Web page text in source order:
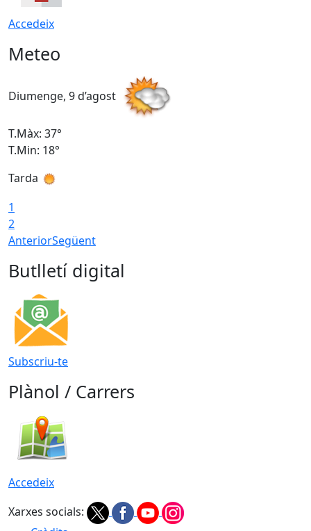
Accedeix
Meteo
Diumenge, 9 d’agost
T.Màx: 37°
T.Min: 18°
Tarda
1
2
AnteriorSegüent
Butlletí digital
Subscriu-te
Plànol / Carrers
Accedeix
Xarxes socials: